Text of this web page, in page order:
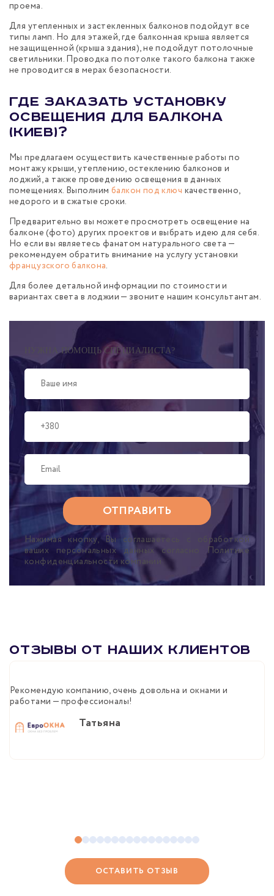
проема.
Для утепленных и застекленных балконов подойдут все
типы ламп. Но для этажей, где балконная крыша является
незащищенной (крыша здания), не подойдут потолочные
светильники. Проводка по потолке такого балкона также
не проводится в мерах безопасности.
Где заказать установку
освещения для балкона
(Киев)?
Мы предлагаем осуществить качественные работы по
монтажу крыши, утеплению, остеклению балконов и
лоджий, а также проведению освещения в данных
помещениях. Выполним балкон под ключ качественно,
недорого и в сжатые сроки.
Предварительно вы можете просмотреть освещение на
балконе (фото) других проектов и выбрать идею для себя.
Но если вы являетесь фанатом натурального света —
рекомендуем обратить внимание на услугу установки
французского балкона.
Для более детальной информации по стоимости и
вариантах света в лоджии — звоните нашим консультантам.
НУЖНА ПОМОЩЬ СПЕЦИАЛИСТА?
Нажимая кнопку, Вы соглашаетесь с обработкой
ваших персональных данных согласно Политике
конфиденциальности компании
Отзывы от наших клиентов
Рекомендую компанию, очень довольна и окнами и
работами — профессионалы!
Татьяна
ОСТАВИТЬ ОТЗЫВ